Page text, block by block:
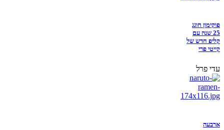
פוקימון חוגג
25 שנה עם
קליפ חדש של
קייטי פרי
עדי פרל
ארבעה